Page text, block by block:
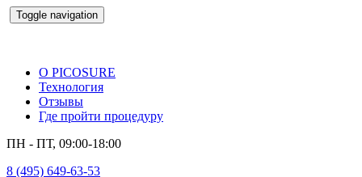
Toggle navigation
О PICOSURE
Технология
Отзывы
Где пройти процедуру
ПН - ПТ, 09:00-18:00
8 (495) 649-63-53